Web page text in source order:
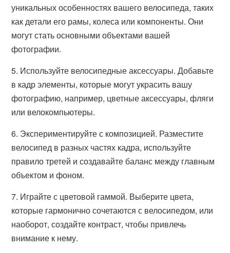
уникальных особенностях вашего велосипеда, таких
как детали его рамы, колеса или компоненты. Они
могут стать основными объектами вашей
фотографии.
5. Используйте велосипедные аксессуары. Добавьте
в кадр элементы, которые могут украсить вашу
фотографию, например, цветные аксессуары, фляги
или велокомпьютеры.
6. Экспериментируйте с композицией. Разместите
велосипед в разных частях кадра, используйте
правило третей и создавайте баланс между главным
объектом и фоном.
7. Играйте с цветовой гаммой. Выберите цвета,
которые гармонично сочетаются с велосипедом, или
наоборот, создайте контраст, чтобы привлечь
внимание к нему.